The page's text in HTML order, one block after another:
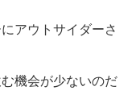
アウトサイダーさ
機会が少ないのだ